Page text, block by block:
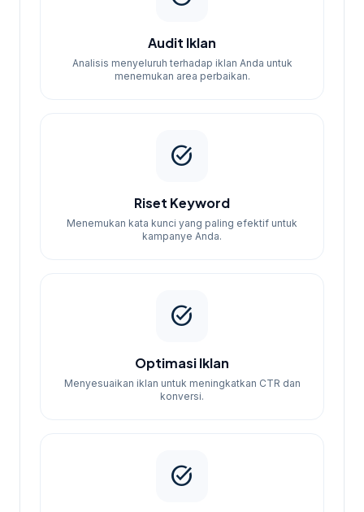
Audit Iklan
Analisis menyeluruh terhadap iklan Anda untuk
menemukan area perbaikan.
task_alt
Riset Keyword
Menemukan kata kunci yang paling efektif untuk
kampanye Anda.
task_alt
Optimasi Iklan
Menyesuaikan iklan untuk meningkatkan CTR dan
konversi.
task_alt